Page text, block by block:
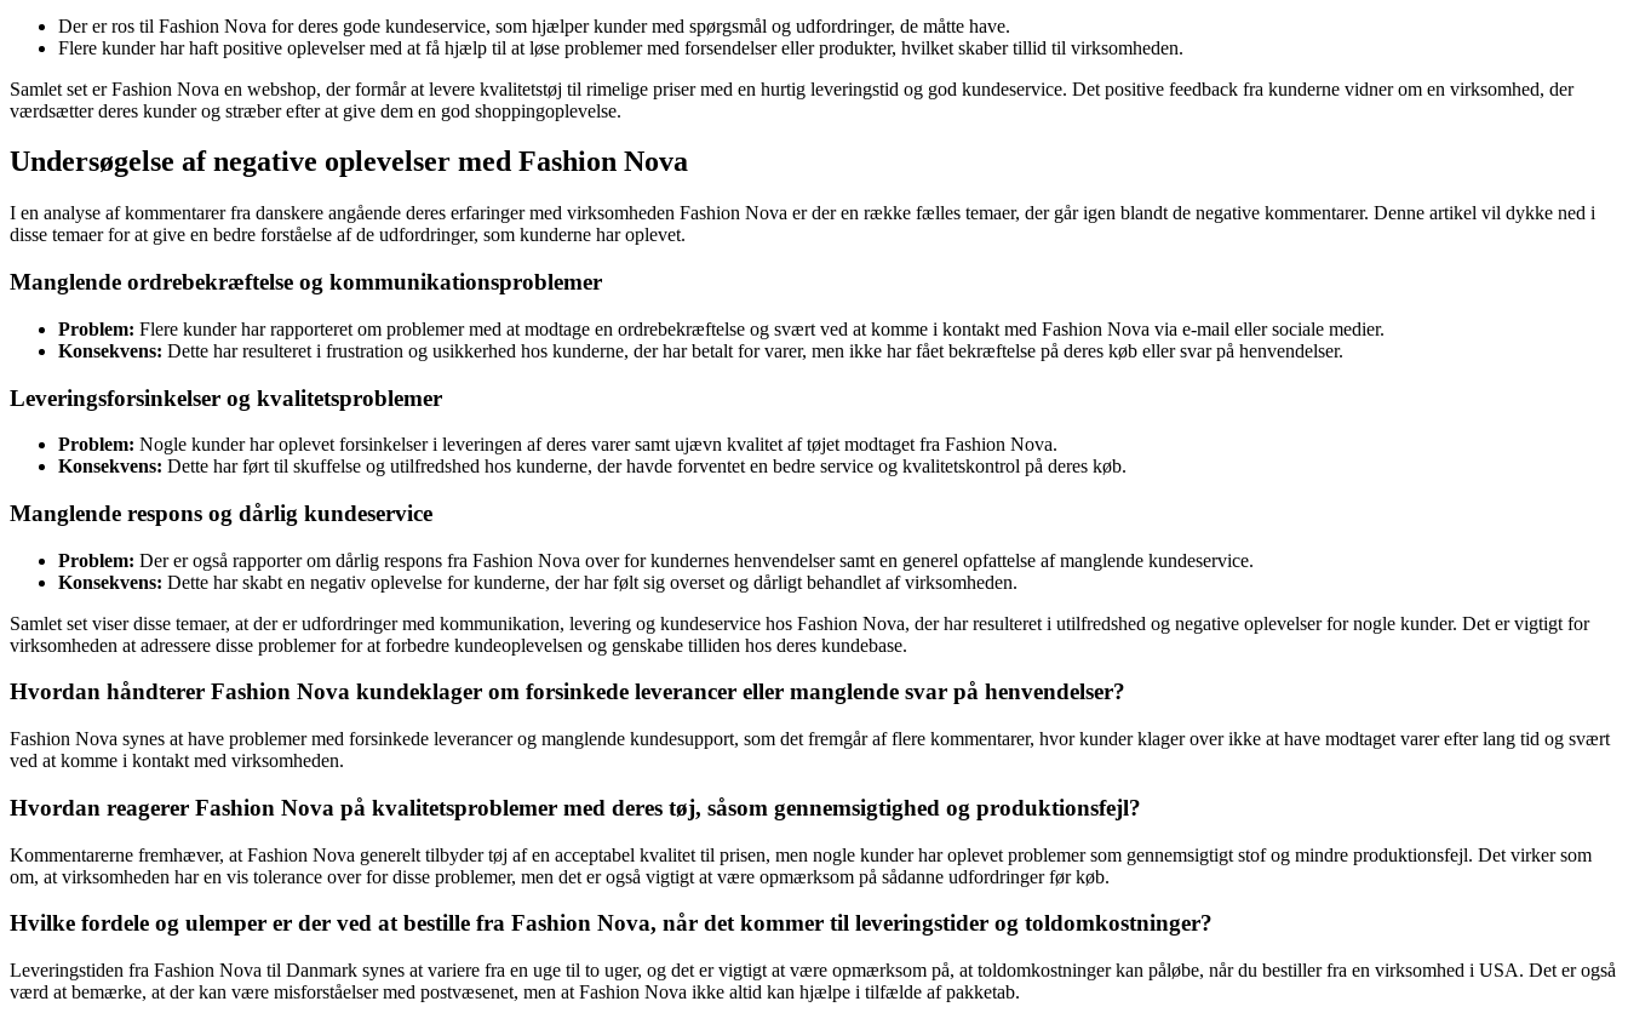
Der er ros til Fashion Nova for deres gode kundeservice, som hjælper kunder med spørgsmål og udfordringer, de måtte have.
Flere kunder har haft positive oplevelser med at få hjælp til at løse problemer med forsendelser eller produkter, hvilket skaber tillid til virksomheden.
Samlet set er Fashion Nova en webshop, der formår at levere kvalitetstøj til rimelige priser med en hurtig leveringstid og god kundeservice. Det positive feedback fra kunderne vidner om en virksomhed, der
værdsætter deres kunder og stræber efter at give dem en god shoppingoplevelse.
Undersøgelse af negative oplevelser med Fashion Nova
I en analyse af kommentarer fra danskere angående deres erfaringer med virksomheden Fashion Nova er der en række fælles temaer, der går igen blandt de negative kommentarer. Denne artikel vil dykke ned i
disse temaer for at give en bedre forståelse af de udfordringer, som kunderne har oplevet.
Manglende ordrebekræftelse og kommunikationsproblemer
Problem: Flere kunder har rapporteret om problemer med at modtage en ordrebekræftelse og svært ved at komme i kontakt med Fashion Nova via e-mail eller sociale medier.
Konsekvens: Dette har resulteret i frustration og usikkerhed hos kunderne, der har betalt for varer, men ikke har fået bekræftelse på deres køb eller svar på henvendelser.
Leveringsforsinkelser og kvalitetsproblemer
Problem: Nogle kunder har oplevet forsinkelser i leveringen af deres varer samt ujævn kvalitet af tøjet modtaget fra Fashion Nova.
Konsekvens: Dette har ført til skuffelse og utilfredshed hos kunderne, der havde forventet en bedre service og kvalitetskontrol på deres køb.
Manglende respons og dårlig kundeservice
Problem: Der er også rapporter om dårlig respons fra Fashion Nova over for kundernes henvendelser samt en generel opfattelse af manglende kundeservice.
Konsekvens: Dette har skabt en negativ oplevelse for kunderne, der har følt sig overset og dårligt behandlet af virksomheden.
Samlet set viser disse temaer, at der er udfordringer med kommunikation, levering og kundeservice hos Fashion Nova, der har resulteret i utilfredshed og negative oplevelser for nogle kunder. Det er vigtigt for
virksomheden at adressere disse problemer for at forbedre kundeoplevelsen og genskabe tilliden hos deres kundebase.
Hvordan håndterer Fashion Nova kundeklager om forsinkede leverancer eller manglende svar på henvendelser?
Fashion Nova synes at have problemer med forsinkede leverancer og manglende kundesupport, som det fremgår af flere kommentarer, hvor kunder klager over ikke at have modtaget varer efter lang tid og svært
ved at komme i kontakt med virksomheden.
Hvordan reagerer Fashion Nova på kvalitetsproblemer med deres tøj, såsom gennemsigtighed og produktionsfejl?
Kommentarerne fremhæver, at Fashion Nova generelt tilbyder tøj af en acceptabel kvalitet til prisen, men nogle kunder har oplevet problemer som gennemsigtigt stof og mindre produktionsfejl. Det virker som
om, at virksomheden har en vis tolerance over for disse problemer, men det er også vigtigt at være opmærksom på sådanne udfordringer før køb.
Hvilke fordele og ulemper er der ved at bestille fra Fashion Nova, når det kommer til leveringstider og toldomkostninger?
Leveringstiden fra Fashion Nova til Danmark synes at variere fra en uge til to uger, og det er vigtigt at være opmærksom på, at toldomkostninger kan påløbe, når du bestiller fra en virksomhed i USA. Det er også
værd at bemærke, at der kan være misforståelser med postvæsenet, men at Fashion Nova ikke altid kan hjælpe i tilfælde af pakketab.